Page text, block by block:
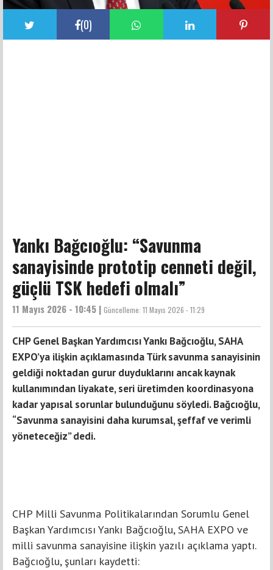
(0)
Yankı Bağcıoğlu: “Savunma
sanayisinde prototip cenneti değil,
güçlü TSK hedefi olmalı”
11 Mayıs 2026 - 10:45 | Güncelleme: 11 Mayıs 2026 - 11:29
CHP Genel Başkan Yardımcısı Yankı Bağcıoğlu, SAHA
EXPO’ya ilişkin açıklamasında Türk savunma sanayisinin
geldiği noktadan gurur duyduklarını ancak kaynak
kullanımından liyakate, seri üretimden koordinasyona
kadar yapısal sorunlar bulunduğunu söyledi. Bağcıoğlu,
“Savunma sanayisini daha kurumsal, şeffaf ve verimli
yöneteceğiz” dedi.
CHP Milli Savunma Politikalarından Sorumlu Genel
Başkan Yardımcısı Yankı Bağcıoğlu, SAHA EXPO ve
milli savunma sanayisine ilişkin yazılı açıklama yaptı.
Bağcıoğlu, şunları kaydetti: